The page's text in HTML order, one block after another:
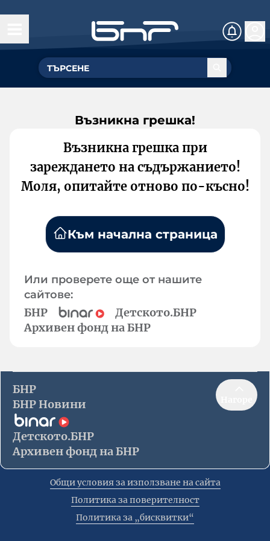
Възникна грешка!
Възникна грешка при
зареждането на съдържанието!
Моля, опитайте отново по-късно!
Към начална страница
Или проверете още от нашите
сайтове:
БНР
Детското.БНР
Архивен фонд на БНР
БНР
БНР Новини
Детското.БНР
Архивен фонд на БНР
Общи условия за използване на сайта
Политика за поверителност
Политика за „бисквитки“